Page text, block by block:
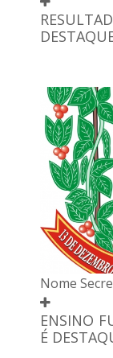
Nome
ENSINO
É